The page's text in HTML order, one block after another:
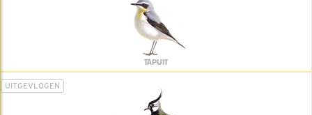
TAPUIT
UITGEVLOGEN